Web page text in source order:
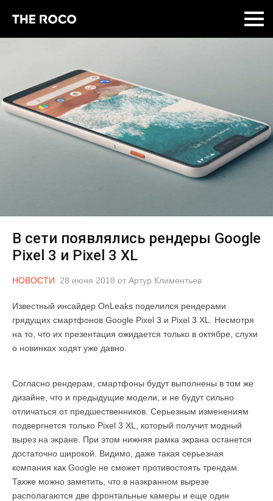
В сети появлялись рендеры Google
Pixel 3 и Pixel 3 XL
НОВОСТИ 28 июня 2018 от Артур Климентьев
Известный инсайдер OnLeaks поделился рендерами
грядущих смартфонов Google Pixel 3 и Pixel 3 XL. Несмотря
на то, что их презентация ожидается только в октябре, слухи
о новинках ходят уже давно.
Согласно рендерам, смартфоны будут выполнены в том же
дизайне, что и предыдущие модели, и не будут сильно
отличаться от предшественников. Серьезным изменениям
подвергнется только Pixel 3 XL, который получит модный
вырез на экране. При этом нижняя рамка экрана останется
достаточно широкой. Видимо, даже такая серьезная
компания как Google не сможет противостоять трендам.
Также можно заметить, что в наэкранном вырезе
располагаются две фронтальные камеры и еще один